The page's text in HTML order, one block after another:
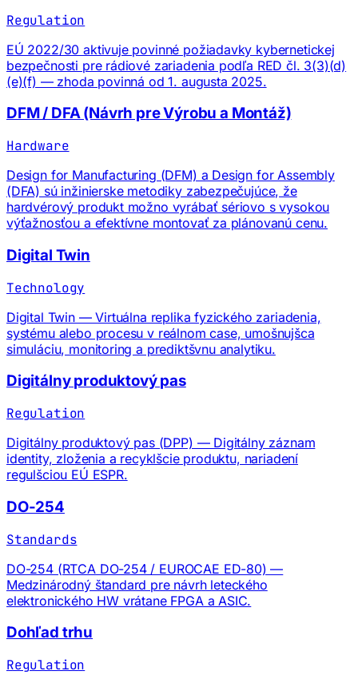
Regulation
EÚ 2022/30 aktivuje povinné požiadavky kybernetickej
bezpečnosti pre rádiové zariadenia podľa RED čl. 3(3)(d)
(e)(f) — zhoda povinná od 1. augusta 2025.
DFM / DFA (Návrh pre Výrobu a Montáž)
Hardware
Design for Manufacturing (DFM) a Design for Assembly
(DFA) sú inžinierske metodiky zabezpečujúce, že
hardvérový produkt možno vyrábať sériovo s vysokou
výťažnosťou a efektívne montovať za plánovanú cenu.
Digital Twin
Technology
Digital Twin — Virtuálna replika fyzického zariadenia,
systému alebo procesu v reálnom case, umošnujšca
simuláciu, monitoring a prediktšvnu analytiku.
Digitálny produktový pas
Regulation
Digitálny produktový pas (DPP) — Digitálny záznam
identity, zloženia a recyklšcie produktu, nariadení
regulšciou EÚ ESPR.
DO-254
Standards
DO-254 (RTCA DO-254 / EUROCAE ED-80) —
Medzinárodný štandard pre návrh leteckého
elektronického HW vrátane FPGA a ASIC.
Dohľad trhu
Regulation